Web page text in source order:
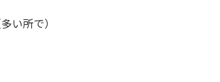
い所で）